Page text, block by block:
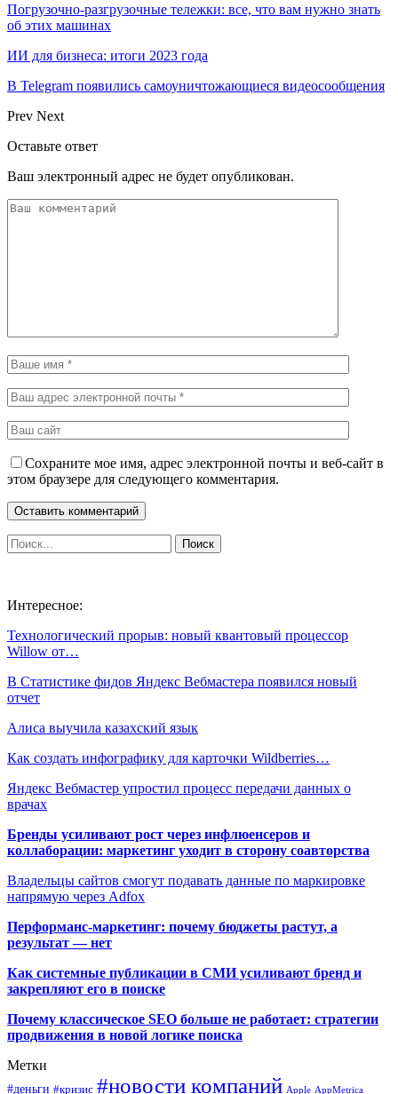
Погрузочно-разгрузочные тележки: все, что вам нужно знать
об этих машинах
ИИ для бизнеса: итоги 2023 года
В Telegram появились самоуничтожающиеся видеосообщения
Prev Next
Оставьте ответ
Ваш электронный адрес не будет опубликован.
Сохраните мое имя, адрес электронной почты и веб-сайт в
этом браузере для следующего комментария.
Интересное:
Технологический прорыв: новый квантовый процессор
Willow от…
В Статистике фидов Яндекс Вебмастера появился новый
отчет
Алиса выучила казахский язык
Как создать инфографику для карточки Wildberries…
Яндекс Вебмастер упростил процесс передачи данных о
врачах
Бренды усиливают рост через инфлюенсеров и
коллаборации: маркетинг уходит в сторону соавторства
Владельцы сайтов смогут подавать данные по маркировке
напрямую через Adfox
Перформанс-маркетинг: почему бюджеты растут, а
результат — нет
Как системные публикации в СМИ усиливают бренд и
закрепляют его в поиске
Почему классическое SEO больше не работает: стратегии
продвижения в новой логике поиска
Метки
#деньги #кризис #новости компаний Apple AppMetrica